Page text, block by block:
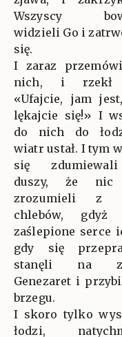
Wszyscy
widzieli Go i
się.
I zaraz
nich, i rzekł
«Ufajcie, jam
lękajcie się!» I
do nich do
wiatr ustał. I tym
się
duszy, że nic
zrozumieli z
chlebów, gdyż
zaślepione serce
gdy się
stanęli na
Genezaret i
brzegu.
I skoro tylko
łodzi,